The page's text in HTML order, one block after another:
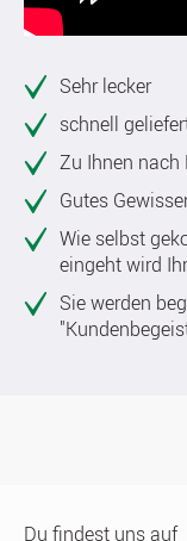
Sehr lecker
schnell
Zu Ihnen nach
Gutes
Wie selbst
eingeht wird
Sie werden
Du findest uns auf